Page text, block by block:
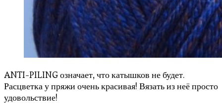
ANTI-PILING означает, что катышков не будет.
Расцветка у пряжи очень красивая! Вязать из неё просто
удовольствие!